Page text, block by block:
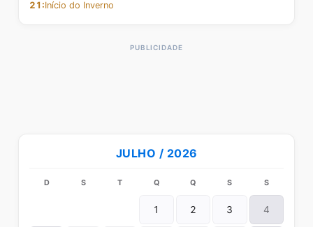
21:Início do Inverno
JULHO / 2026
D S T Q Q S S
1 2 3 4